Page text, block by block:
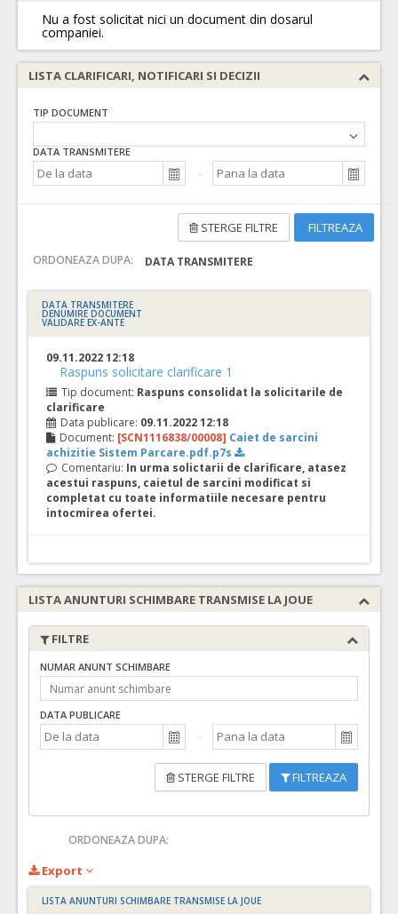
Nu a fost solicitat nici un document din dosarul
companiei.
LISTA CLARIFICARI, NOTIFICARI SI DECIZII
TIP DOCUMENT
DATA TRANSMITERE
FILTREAZA
STERGE FILTRE
ORDONEAZA DUPA: DATA TRANSMITERE
DATA TRANSMITERE
DENUMIRE DOCUMENT
VALIDARE EX-ANTE
09.11.2022 12:18
Raspuns solicitare clarificare 1
Tip document: Raspuns consolidat la solicitarile de
clarificare
Data publicare: 09.11.2022 12:18
Document: [SCN1116838/00008] Caiet de sarcini
achizitie Sistem Parcare.pdf.p7s
Comentariu: In urma solictarii de clarificare, atasez
acestui raspuns, caietul de sarcini modificat si
completat cu toate informatiile necesare pentru
intocmirea ofertei.
LISTA ANUNTURI SCHIMBARE TRANSMISE LA JOUE
FILTRE
NUMAR ANUNT SCHIMBARE
DATA PUBLICARE
STERGE FILTRE FILTREAZA
ORDONEAZA DUPA:
Export
LISTA ANUNTURI SCHIMBARE TRANSMISE LA JOUE